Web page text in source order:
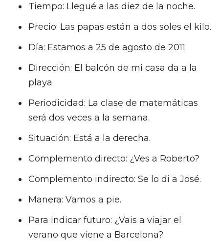
Tiempo: Llegué a las diez de la noche.
Precio: Las papas están a dos soles el kilo.
Día: Estamos a 25 de agosto de 2011
Dirección: El balcón de mi casa da a la
playa.
Periodicidad: La clase de matemáticas
será dos veces a la semana.
Situación: Está a la derecha.
Complemento directo: ¿Ves a Roberto?
Complemento indirecto: Se lo di a José.
Manera: Vamos a pie.
Para indicar futuro: ¿Vais a viajar el
verano que viene a Barcelona?